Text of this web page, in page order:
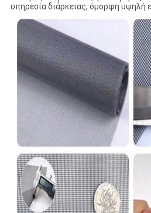
υπηρεσία διάρκειας, όμορφη υψηλή